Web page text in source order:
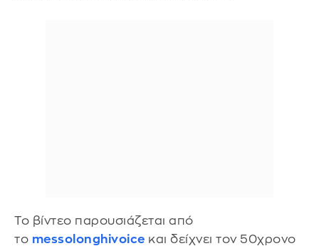
Το βίντεο παρουσιάζεται από
το messolonghivoice και δείχνει τον 50χρονο